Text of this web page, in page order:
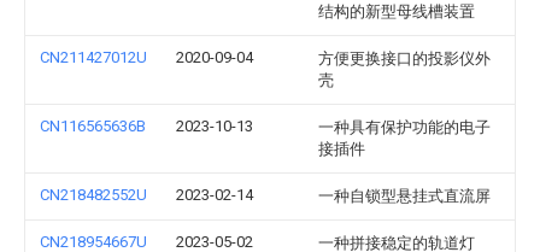
结构的新型母线槽装置
CN211427012U 2020-09-04
方便更换接口的投影仪外
壳
CN116565636B 2023-10-13
一种具有保护功能的电子
接插件
CN218482552U 2023-02-14 一种自锁型悬挂式直流屏
CN218954667U 2023-05-02 一种拼接稳定的轨道灯